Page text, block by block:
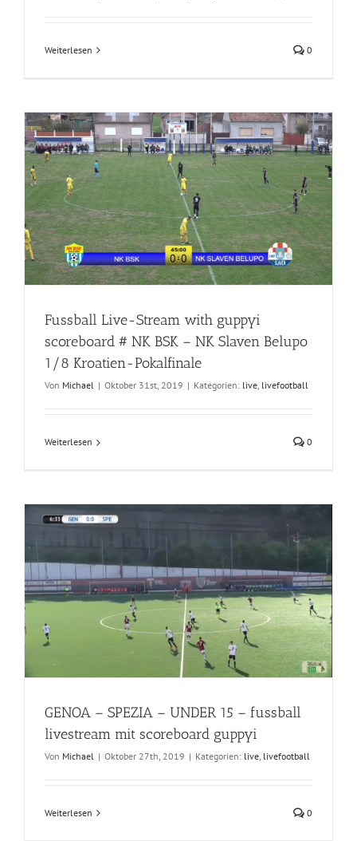
Weiterlesen 0
Fussball Live-Stream with guppyi
scoreboard # NK BSK – NK Slaven Belupo
1/8 Kroatien-Pokalfinale
Von Michael | Oktober 31st, 2019 | Kategorien: live, livefootball
Weiterlesen 0
GENOA – SPEZIA – UNDER 15 – fussball
livestream mit scoreboard guppyi
Von Michael | Oktober 27th, 2019 | Kategorien: live livefootball
Weiterlesen 0